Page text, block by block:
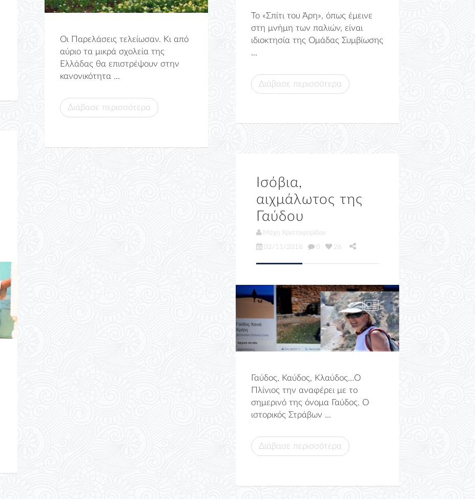
Οι Παρελάσεις τελείωσαν. Κι από
αύριο τα μικρά σχολεία της
Ελλάδας θα επιστρέψουν στην
κανονικότητα ...
Διάβασε περισσότερα
Το «Σπίτι του Άρη», όπως έμεινε
στη μνήμη των παλιών, είναι
ιδιοκτησία της Ομάδας Συμβίωσης
...
Διάβασε περισσότερα
Ισόβια,
αιχμάλωτος της
Γαύδου
Μάχη Χριστοφορίδου
02/11/2018
0 26
Γαύδος, Καύδος, Κλαύδος…Ο
Πλίνιος την αναφέρει με το
σημερινό της όνομα Γαύδος. Ο
ιστορικός Στράβων ...
Διάβασε περισσότερα